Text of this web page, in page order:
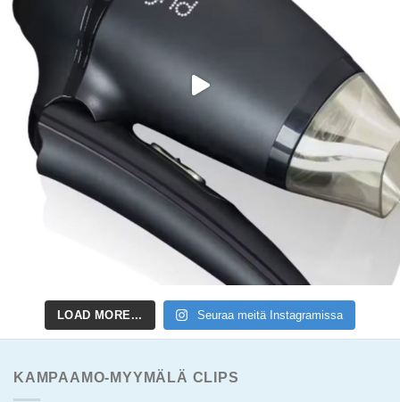
LOAD MORE... Seuraa meitä Instagramissa
KAMPAAMO-MYYMÄLÄ CLIPS